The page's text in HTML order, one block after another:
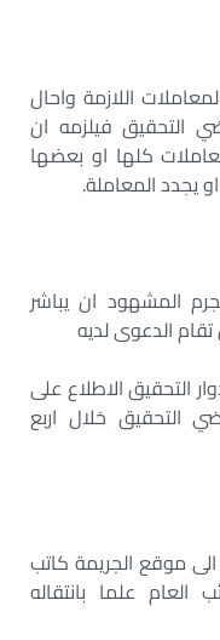
اللازمة واحال
التحقيق فيلزمه ان
كلها او بعضها
يجدد المعاملة.
المشهود ان يباشر
الدعوى لديه
التحقيق الاطلاع على
التحقيق خلال اربع
موقع الجريمة كاتب
العام علما بانتقاله